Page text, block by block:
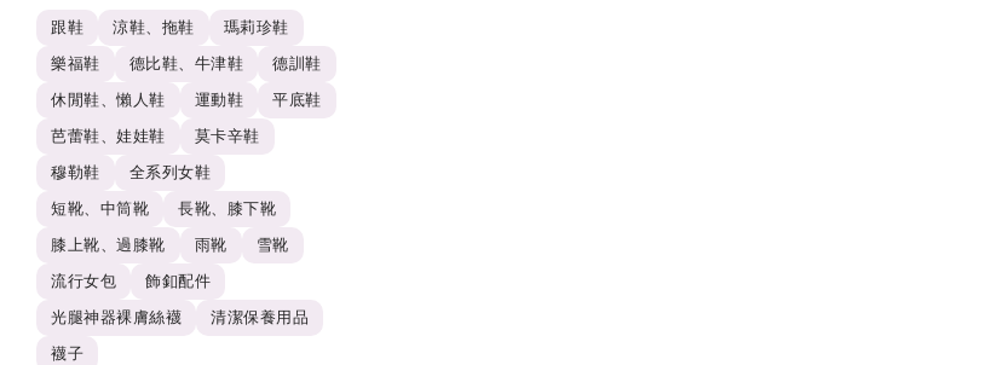
跟鞋 涼鞋、拖鞋
瑪莉珍鞋
樂福鞋
德比鞋、牛津鞋
德訓鞋
休閒鞋、懶人鞋
運動鞋
平底鞋
芭蕾鞋、娃娃鞋
莫卡辛鞋
穆勒鞋
全系列女鞋
短靴、中筒靴
長靴、膝下靴
膝上靴、過膝靴
雨靴
雪靴
流行女包
飾釦配件
光腿神器裸膚絲襪
清潔保養用品
襪子